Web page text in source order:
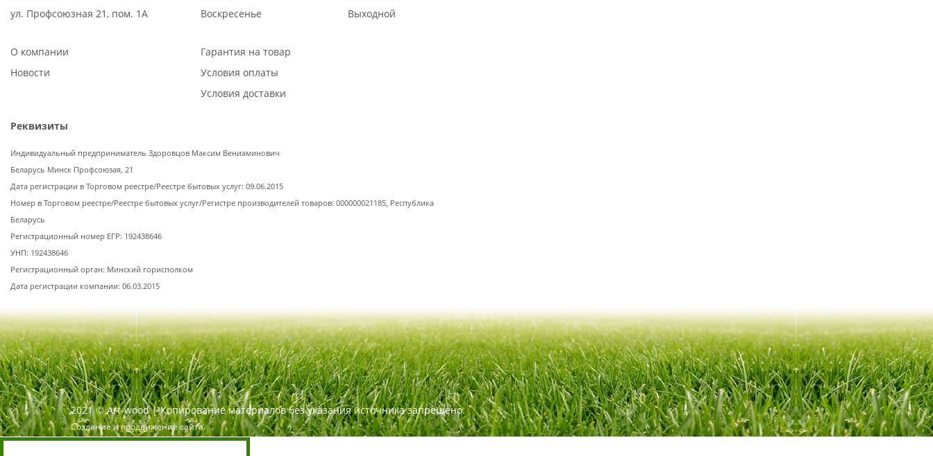
ул. Профсоюзная 21, пом. 1А
Воскресенье
Выходной
О компании
Новости
Гарантия на товар
Условия оплаты
Условия доставки
Реквизиты
Индивидуальный предприниматель Здоровцов Максим Вениаминович
Беларусь Минск Профсоюзая, 21
Дата регистрации в Торговом реестре/Реестре бытовых услуг: 09.06.2015
Номер в Торговом реестре/Реестре бытовых услуг/Регистре производителей товаров: 000000021185, Республика
Беларусь
Регистрационный номер ЕГР: 192438646
УНП: 192438646
Регистрационный орган: Минский горисполком
Дата регистрации компании: 06.03.2015
2021 ©Art-wood |Копирование материалов без указания источника запрещено.
Создание и продвижение сайта